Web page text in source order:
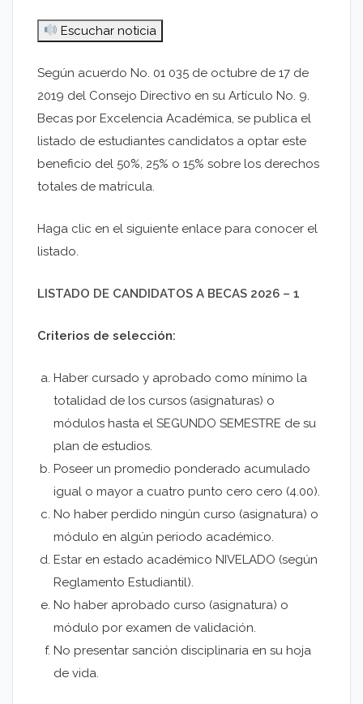
Escuchar noticia
Según acuerdo No. 01 035 de octubre de 17 de
2019 del Consejo Directivo en su Artículo No. 9.
Becas por Excelencia Académica, se publica el
listado de estudiantes candidatos a optar este
beneficio del 50%, 25% o 15% sobre los derechos
totales de matrícula.
Haga clic en el siguiente enlace para conocer el
listado.
LISTADO DE CANDIDATOS A BECAS 2026 – 1
Criterios de selección:
Haber cursado y aprobado como mínimo la
totalidad de los cursos (asignaturas) o
módulos hasta el SEGUNDO SEMESTRE de su
plan de estudios.
Poseer un promedio ponderado acumulado
igual o mayor a cuatro punto cero cero (4.00).
No haber perdido ningún curso (asignatura) o
módulo en algún periodo académico.
Estar en estado académico NIVELADO (según
Reglamento Estudiantil).
No haber aprobado curso (asignatura) o
módulo por examen de validación.
No presentar sanción disciplinaria en su hoja
de vida.